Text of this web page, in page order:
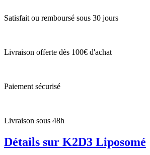
Satisfait ou remboursé sous 30 jours
Livraison offerte dès 100€ d'achat
Paiement sécurisé
Livraison sous 48h
Détails sur K2D3 Liposomé